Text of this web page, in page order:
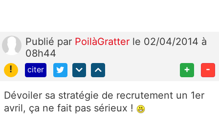
Publié par PoilàGratter le 02/04/2014 à
08h44
!
citer + -
Dévoiler sa stratégie de recrutement un 1er
avril, ça ne fait pas sérieux !